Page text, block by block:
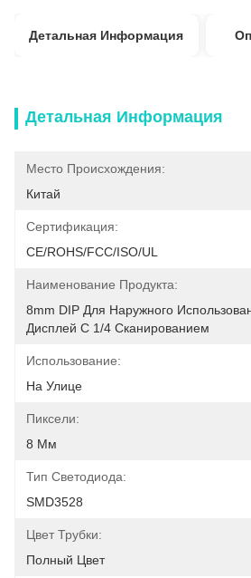
Детальная Информация
Детальная Информация
Место Происхождения:
Китай
Сертификация:
CE/ROHS/FCC/ISO/UL
Наименование Продукта:
8mm DIP Для Наружного
Дисплей С 1/4 Сканированием
Использование:
На Улице
Пиксели:
8 Мм
Тип Светодиода:
SMD3528
Цвет Трубки:
Полный Цвет